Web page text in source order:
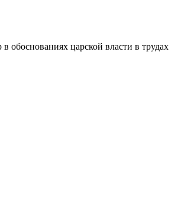
обоснованиях царской власти в трудах